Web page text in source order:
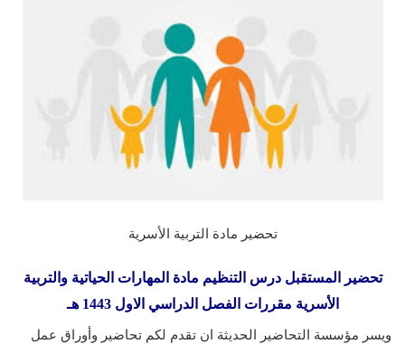
تحضير مادة التربية الأسرية
تحضير المستقبل درس التنظيم مادة المهارات الحياتية والتربية
الأسرية مقررات الفصل الدراسي الاول 1443 هـ
ويسر مؤسسة التحاضير الحديثة ان تقدم لكم تحاضير وأوراق عمل